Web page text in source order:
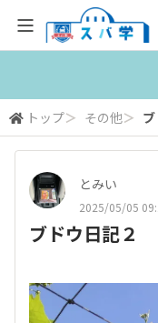
トップ＞ その他＞
とみい
2025/05/05
ブドウ日記２